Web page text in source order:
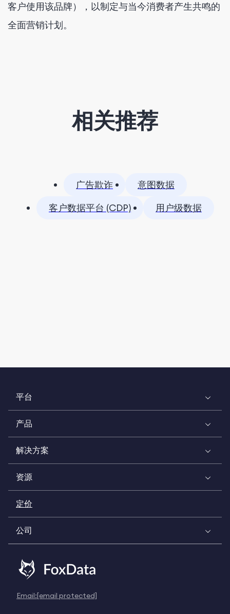
客户使用该品牌），以制定与当今消费者产生共鸣的
全面营销计划。
相关推荐
广告欺诈
意图数据
客户数据平台 (CDP)
用户级数据
平台
产品
解决方案
资源
定价
公司
Email:[email protected]